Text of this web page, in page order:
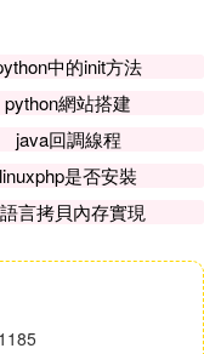
--保存（或另存
存在您指定的電
以直接你要
件，打開後在裡
，點擊文件---保
或.H文件，然
行就可以
以保存另一
中的init方法
python網站搭建
java回調線程
linuxphp是否安裝
言拷貝內存實現